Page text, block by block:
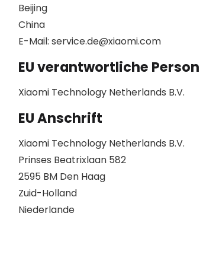
Beijing
China
E-Mail: service.de@xiaomi.com
EU verantwortliche Person
Xiaomi Technology Netherlands B.V.
EU Anschrift
Xiaomi Technology Netherlands B.V.
Prinses Beatrixlaan 582
2595 BM Den Haag
Zuid-Holland
Niederlande